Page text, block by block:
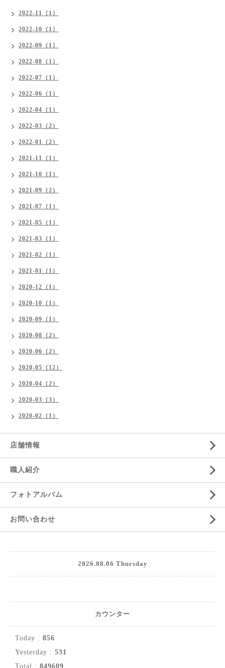
2022-11（1）
2022-10（1）
2022-09（1）
2022-08（1）
2022-07（1）
2022-06（1）
2022-04（1）
2022-03（2）
2022-01（2）
2021-11（1）
2021-10（1）
2021-09（2）
2021-07（1）
2021-05（1）
2021-03（1）
2021-02（1）
2021-01（1）
2020-12（1）
2020-10（1）
2020-09（1）
2020-08（2）
2020-06（2）
2020-05（12）
2020-04（2）
2020-03（3）
2020-02（1）
店舗情報
職人紹介
フォトアルバム
お問い合わせ
2026.08.06 Thursday
カウンター
Today : 856
Yesterday : 531
Total : 849609